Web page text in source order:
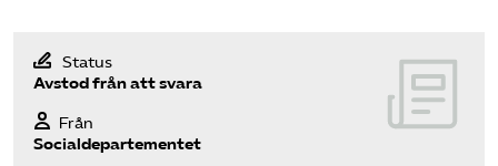
Privat Vårdfakta
Bli medlem
Status
Avstod från att svara
Från
Socialdepartementet